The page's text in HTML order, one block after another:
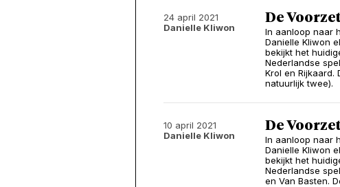
24 april 2021
Danielle Kliwon
De
In aanloop naar
Danielle Kliwon
bekijkt het
Nederlandse
Krol en
natuurlijk twee).
10 april 2021
Danielle Kliwon
De
In aanloop naar
Danielle Kliwon
bekijkt het
Nederlandse
en Van Basten.